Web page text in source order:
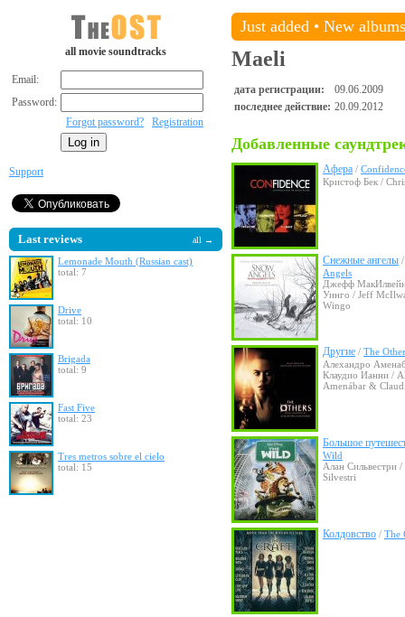
all movie soundtracks
Email:
Password:
Forgot password?
Registration
Support
Last reviews all →
Lemonade Mouth (Russian cast)
total: 7
Drive
total: 10
Brigada
total: 9
Fast Five
total: 23
Tres metros sobre el cielo
total: 15
Just added • New albums
Maeli
дата регистрации:
09.06.2009
последнее действие: 20.09.2012
Добавленные
Афера /
Кристоф Бек /
Снежные ангелы
Angels
Джефф
Уинго / Jeff
Wingo
Другие / The
Алехандро
Клаудио Ианни /
Amenábar &
Большое
Wild
Алан Сильвестри
Silvestri
Колдовство / The